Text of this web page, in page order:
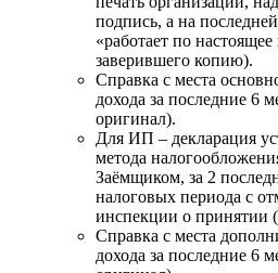
подпись, а на
«работает по
заверившего копию).
Справка с места
дохода за последние
оригинал).
Для ИП – декларация
метода
Заёмщиком, за 2
налоговых периода с
инспекции о принятии
Справка с места
дохода за последние